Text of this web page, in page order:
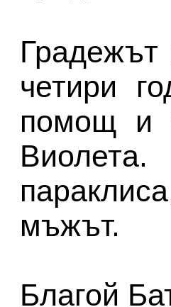
четири
помощ и
мъжът.
Благой